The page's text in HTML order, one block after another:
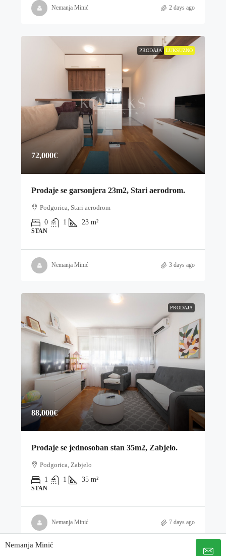
Nemanja Minić 2 days ago
PRODAJA LUKSUZNO
72,000€
Prodaje se garsonjera 23m2, Stari aerodrom.
Podgorica, Stari aerodrom
0
1 23 m²
STAN
Nemanja Minić 3 days ago
PRODAJA
88,000€
Prodaje se jednosoban stan 35m2, Zabjelo.
Podgorica, Zabjelo
1
1 35 m²
STAN
Nemanja Minić 7 days ago
Nemanja Minić